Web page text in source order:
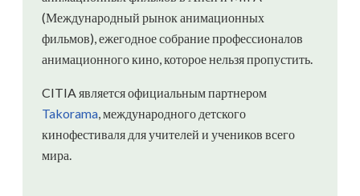
(Международный рынок анимационных
фильмов), ежегодное собрание профессионалов
анимационного кино, которое нельзя пропустить.
CITIA является официальным партнером
Takorama , международного детского
кинофестиваля для учителей и учеников всего
мира.